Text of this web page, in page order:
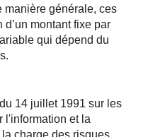
manière générale, ces
montant fixe par
qui dépend du
14 juillet 1991 sur les
l'information et la
charge des risques